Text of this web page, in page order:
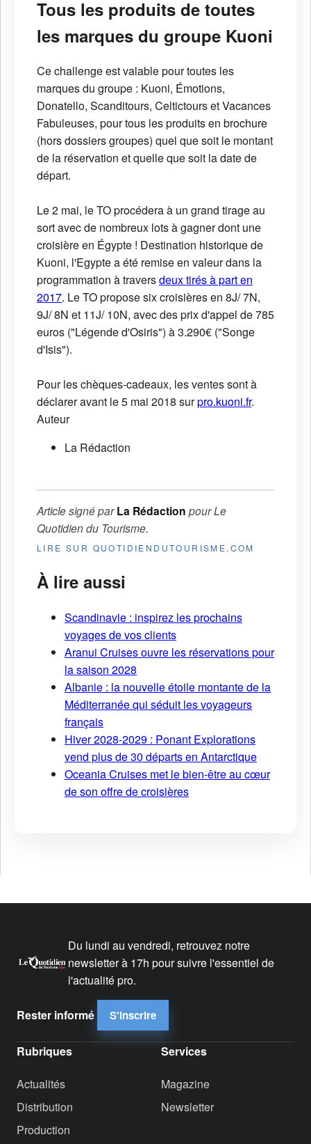
Tous les produits de toutes
les marques du groupe Kuoni
Ce challenge est valable pour toutes les
marques du groupe : Kuoni, Émotions,
Donatello, Scanditours, Celtictours et Vacances
Fabuleuses, pour tous les produits en brochure
(hors dossiers groupes) quel que soit le montant
de la réservation et quelle que soit la date de
départ.
Le 2 mai, le TO procédera à un grand tirage au
sort avec de nombreux lots à gagner dont une
croisière en Égypte ! Destination historique de
Kuoni, l'Egypte a été remise en valeur dans la
programmation à traversdeux tirés à part en
2017. Le TO propose six croisières en 8J/ 7N,
9J/ 8N et 11J/ 10N, avec des prix d'appel de 785
euros ("Légende d'Osiris") à 3.290€ ("Songe
d'Isis").
Pour les chèques-cadeaux, les ventes sont à
déclarer avant le 5 mai 2018 surpro.kuoni.fr.
Auteur
La Rédaction
Article signé parLa Rédaction pourLe
Quotidien du Tourisme.
LIRE SUR QUOTIDIENDUTOURISME.COM
À lire aussi
Scandinavie : inspirez les prochains
voyages de vos clients
Aranui Cruises ouvre les réservations pour
la saison 2028
Albanie : la nouvelle étoile montante de la
Méditerranée qui séduit les voyageurs
français
Hiver 2028-2029 : Ponant Explorations
vend plus de 30 départs en Antarctique
Oceania Cruises met le bien-être au cœur
de son offre de croisières
Du lundi au vendredi, retrouvez notre
newsletter à 17h pour suivre l'essentiel de
l'actualité pro.
Rester informé S'inscrire
Rubriques
Actualités
Distribution
Production
Services
Magazine
Newsletter